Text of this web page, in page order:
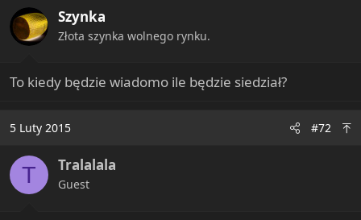
Szynka
Złota szynka wolnego rynku.
To kiedy będzie wiadomo ile będzie siedział?
5 Luty 2015 #72
T Tralalala
Guest